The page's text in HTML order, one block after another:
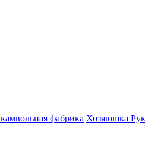
фабрика Хозяюшка